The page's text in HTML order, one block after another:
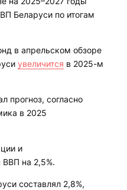
Беларуси по итогам
в апрельском обзоре
увеличится в 2025-м
прогноз, согласно
в 2025
и
ВВП на 2,5%.
составлял 2,8%,